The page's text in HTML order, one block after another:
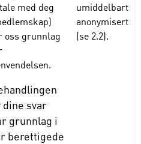
med deg
oss grunnlag
dine svar
grunnlag i
berettigede
umiddelbart
anonymisert
(se 2.2).